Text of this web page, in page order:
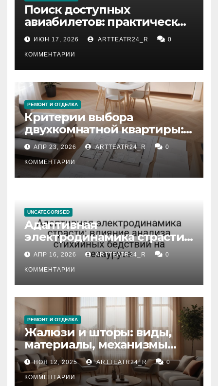
Поиск доступных
авиабилетов: практические
рекомендации
ИЮН 17, 2026 ARTTEATR24_R 0
КОММЕНТАРИИ
РЕМОНТ И ОТДЕЛКА
Критерии выбора
двухкомнатной квартиры:
планировка, площадь,
состояние и документация
АПР 23, 2026 ARTTEATR24_R 0
КОММЕНТАРИИ
UNCATEGORISED
Адаптивная
электродинамика страсти:
влияние анализа
стихийных бедствий на
тезауруса
АПР 16, 2026 ARTTEATR24_R 0
КОММЕНТАРИИ
РЕМОНТ И ОТДЕЛКА
Жалюзи и шторы: виды,
материалы, механизмы
управления и уход
НОЯ 12, 2025 ARTTEATR24_R 0
КОММЕНТАРИИ